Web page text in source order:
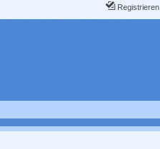
Registrieren